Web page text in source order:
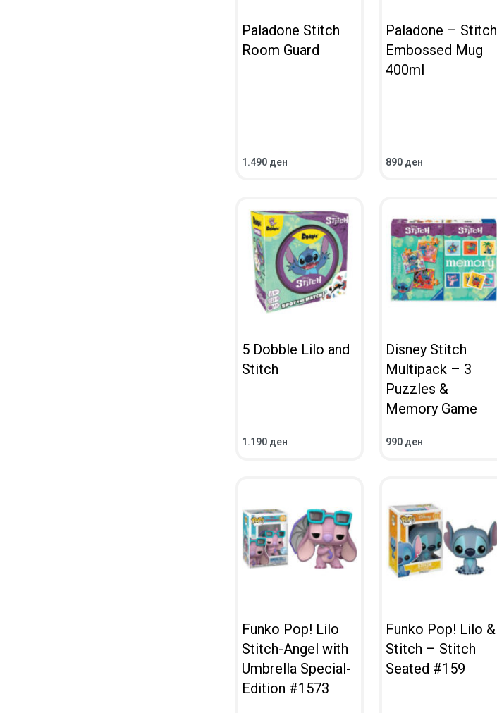
Paladone Stitch
Room Guard
1.490 ден
ВО КОШНИЧКА
Paladone – Stitch
Embossed Mug
400ml
890 ден
ВО КОШНИЧКА
5 Dobble Lilo and
Stitch
1.190 ден
ВО КОШНИЧКА
Disney Stitch
Multipack – 3
Puzzles &
Memory Game
990 ден
ВО КОШНИЧКА
Funko Pop! Lilo
Stitch-Angel with
Umbrella Special-
Edition #1573
Funko Pop! Lilo &
Stitch – Stitch
Seated #159